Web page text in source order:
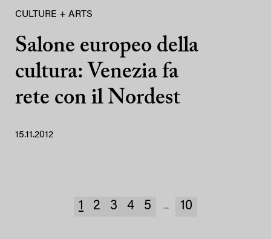
CULTURE + ARTS
Salone europeo della
cultura: Venezia fa
rete con il Nordest
15.11.2012
1 2 3 4 5 ... 10